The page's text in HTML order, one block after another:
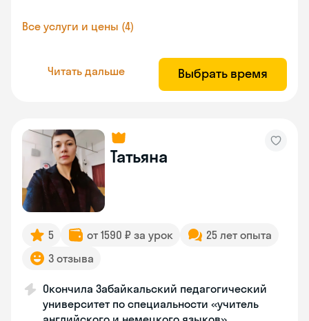
Все услуги и цены (4)
Читать дальше Выбрать время
Татьяна
5 от 1590 ₽ за урок
25 лет опыта
3 отзыва
Окончила Забайкальский педагогический
университет по специальности «учитель